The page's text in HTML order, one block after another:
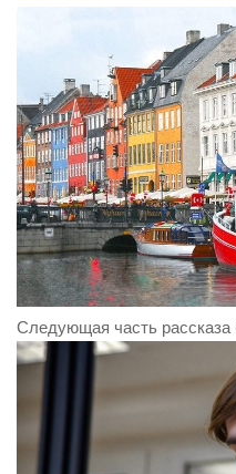
Следующая часть рассказа